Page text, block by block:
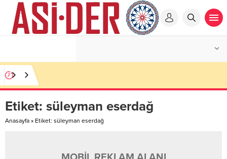
Etiket: süleyman eserdağ
Anasayfa » Etiket: süleyman eserdağ